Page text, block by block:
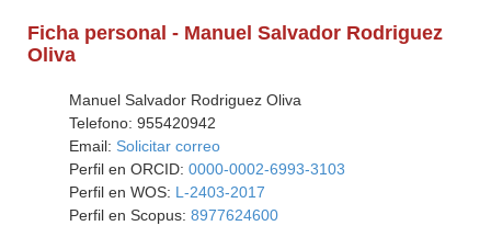
Ficha personal - Manuel Salvador Rodriguez
Oliva
Manuel Salvador Rodriguez Oliva
Telefono: 955420942
Email: Solicitar correo
Perfil en ORCID: 0000-0002-6993-3103
Perfil en WOS: L-2403-2017
Perfil en Scopus: 8977624600